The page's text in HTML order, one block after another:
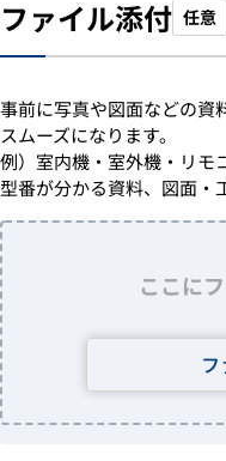
ファイル添付 任意
事前に写真や図面などの資
スムーズになります。
例）室内機・室外機・リモ
型番が分かる資料、図面・
ここに